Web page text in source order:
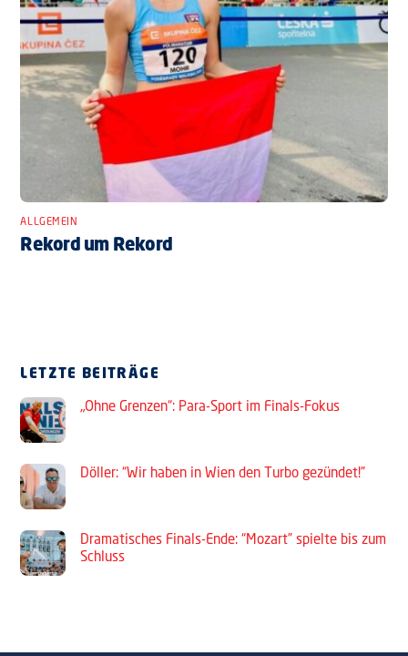
ALLGEMEIN
Rekord um Rekord
LETZTE BEITRÄGE
„Ohne Grenzen“: Para-Sport im Finals-Fokus
Döller: “Wir haben in Wien den Turbo gezündet!”
Dramatisches Finals-Ende: “Mozart” spielte bis zum
Schluss